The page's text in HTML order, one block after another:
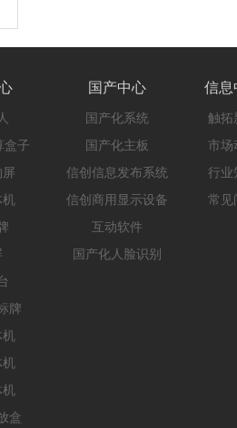
盒子
屏
机
牌
机
机
机
盒
国产中心
国产化系统
国产化主板
信创信息发布系统
信创商用显示设备
互动软件
国产化人脸识别
信息
触拓
市场
行业
常见